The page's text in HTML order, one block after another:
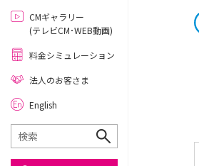
CMギャラリー
(テレビCM･WEB動画)
料金シミュレーション
法人のお客さま
English